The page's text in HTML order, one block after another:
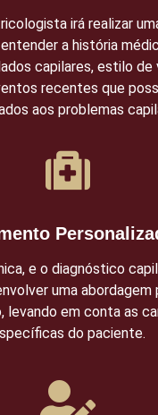
irá realizar
a história
capilares, estilo de
recentes que
aos problemas
e o diagnóstico
uma abordagem
levando em conta as
do paciente.